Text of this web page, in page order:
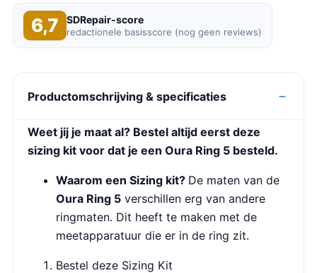
6,7 SDRepair-score
redactionele basisscore (nog geen reviews)
Productomschrijving & specificaties
Weet jij je maat al? Bestel altijd eerst deze
sizing kit voor dat je een Oura Ring 5 besteld.
Waarom een Sizing kit? De maten van de
Oura Ring 5 verschillen erg van andere
ringmaten. Dit heeft te maken met de
meetapparatuur die er in de ring zit.
Bestel deze Sizing Kit